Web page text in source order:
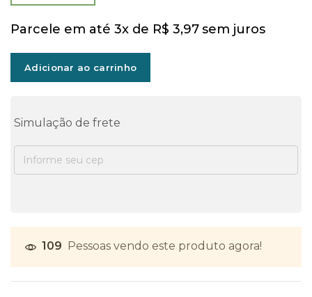
Parcele em até 3x de R$ 3,97sem juros
Adicionar ao carrinho
Simulação de frete
109 Pessoas vendo este produto agora!